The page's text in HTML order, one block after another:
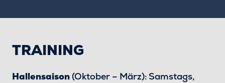
TRAINING
Hallensaison(Oktober – März): Samstags,